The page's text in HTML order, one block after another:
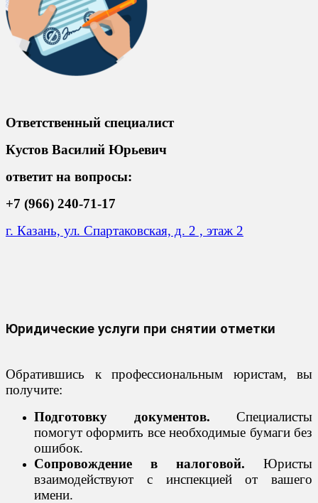
Ответственный специалист
Кустов Василий Юрьевич
ответит на вопросы:
+7 (966) 240-71-17
г. Казань, ул. Спартаковская, д. 2 , этаж 2
Юридические услуги при снятии отметки
Обратившись к профессиональным юристам, вы
получите:
Подготовку документов. Специалисты
помогут оформить все необходимые бумаги без
ошибок.
Сопровождение в налоговой. Юристы
взаимодействуют с инспекцией от вашего
имени.